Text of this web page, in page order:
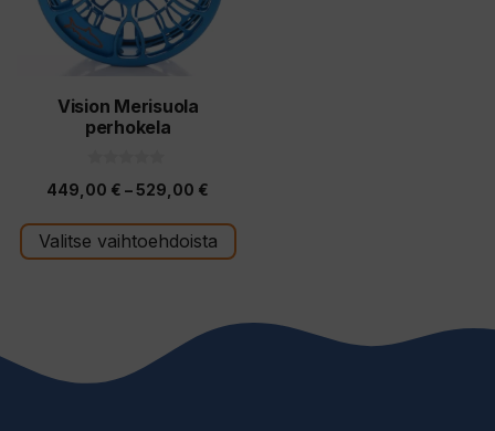
Vision Merisuola
perhokela
5
s
t
ä
449,00 € – 529,00 €
-
Valitse vaihtoehdoista
Voit
tehdä
tuotteen